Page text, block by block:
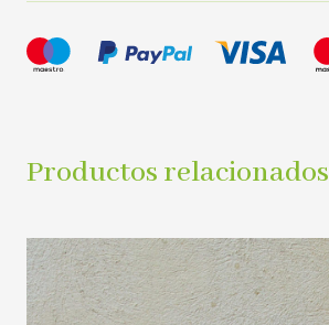
Productos relacionados